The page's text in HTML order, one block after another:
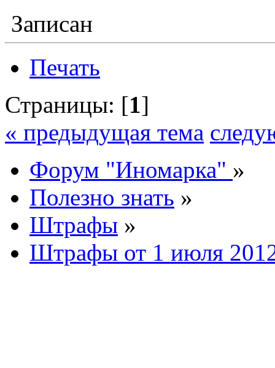
Записан
Печать
Страницы: [1]
« предыдущая тема
Форум "Иномарка" »
Полезно знать »
Штрафы »
Штрафы от 1 июля